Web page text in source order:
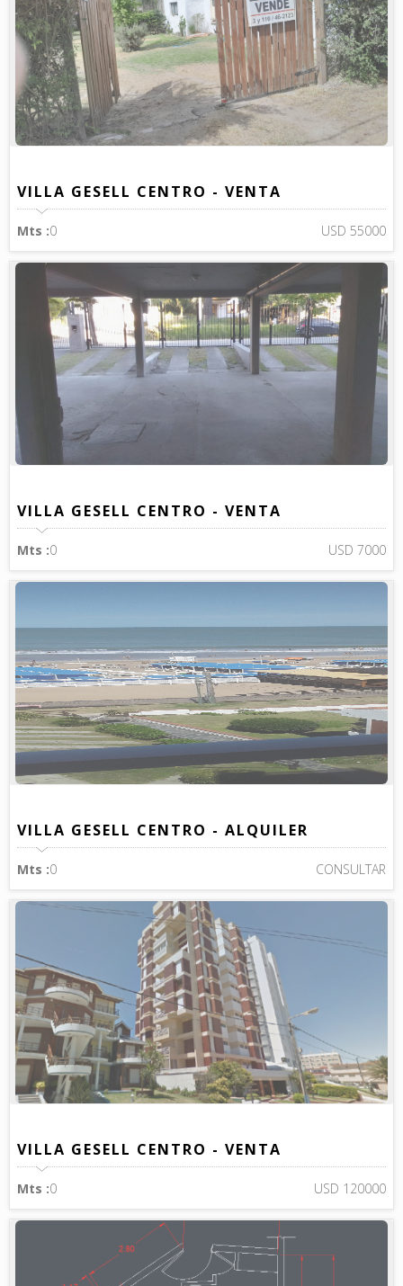
VILLA GESELL CENTRO - VENTA
Mts :0 USD 55000
VILLA GESELL CENTRO - VENTA
Mts :0 USD 7000
VILLA GESELL CENTRO - ALQUILER
Mts :0 CONSULTAR
VILLA GESELL CENTRO - VENTA
Mts :0 USD 120000